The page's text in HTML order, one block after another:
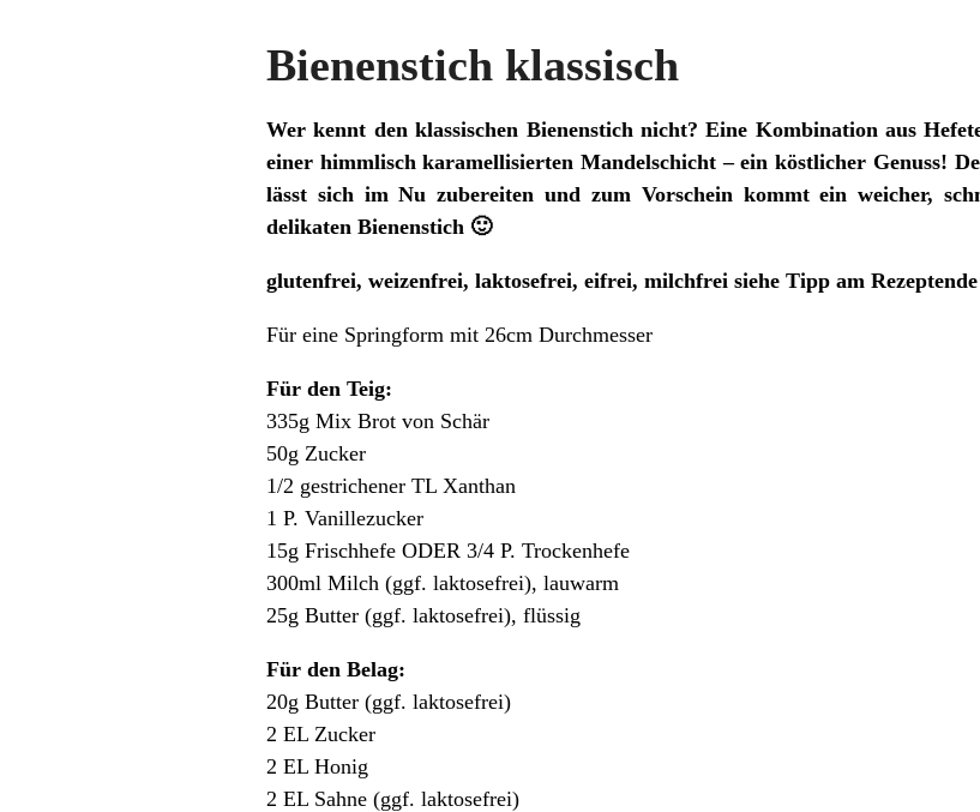
Bienenstich klassisch
Wer kennt den klassischen Bienenstich nicht? Eine Kombination aus
einer himmlisch karamellisierten Mandelschicht – ein köstlicher Genuss!
lässt sich im Nu zubereiten und zum Vorschein kommt ein weicher,
delikaten Bienenstich 🙂
glutenfrei, weizenfrei, laktosefrei, eifrei, milchfrei siehe Tipp am Rezeptende
Für eine Springform mit 26cm Durchmesser
Für den Teig:
335g Mix Brot von Schär
50g Zucker
1/2 gestrichener TL Xanthan
1 P. Vanillezucker
15g Frischhefe ODER 3/4 P. Trockenhefe
300ml Milch (ggf. laktosefrei), lauwarm
25g Butter (ggf. laktosefrei), flüssig
Für den Belag:
20g Butter (ggf. laktosefrei)
2 EL Zucker
2 EL Honig
2 EL Sahne (ggf. laktosefrei)